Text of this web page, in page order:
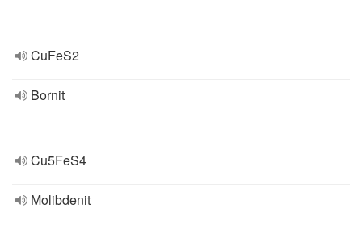
CuFeS2
Bornit
Cu5FeS4
Molibdenit